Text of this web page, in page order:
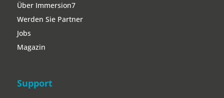
Über Immersion7
Werden Sie Partner
Jobs
Magazin
Support